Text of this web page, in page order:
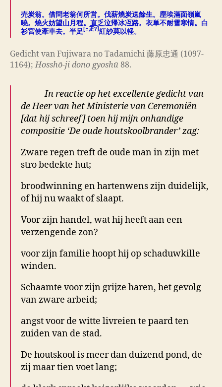
売炭翁。借問老翁何所営。伐薪燒炭送餘生。塵埃滿面嶺嵐
曉。燒火妨望山月程。直乏泣帰冰冱路。衣単不耐雪寒情。白
衫宮使牽車去。半足 [=疋?]紅紗莫以軽。
Gedicht van Fujiwara no Tadamichi 藤原忠通 (1097-
1164);Hosshō-ji dono gyoshū 88.
In reactie op het excellente gedicht van
de Heer van het Ministerie van Ceremoniën
[dat hij schreef] toen hij mijn onhandige
compositie ‘De oude houtskoolbrander’ zag:
Zware regen treft de oude man in zijn met
stro bedekte hut;
broodwinning en hartenwens zijn duidelijk,
of hij nu waakt of slaapt.
Voor zijn handel, wat hij heeft aan een
verzengende zon?
voor zijn familie hoopt hij op schaduwkille
winden.
Schaamte voor zijn grijze haren, het gevolg
van zware arbeid;
angst voor de witte livreien te paard ten
zuiden van de stad.
De houtskool is meer dan duizend pond, de
zij maar tien voet lang;